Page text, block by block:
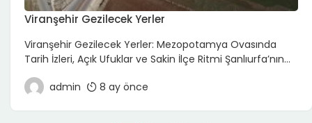
Viranşehir Gezilecek Yerler
Viranşehir Gezilecek Yerler: Mezopotamya Ovasında
Tarih İzleri, Açık Ufuklar ve Sakin İlçe Ritmi Şanlıurfa’nın
güneydoğusunda yer alan Viranşehir, kalabalık turistik
merkezlerden çok; açık ufuklar, geniş ovalar ve tarihsel
admin 8 ay önce